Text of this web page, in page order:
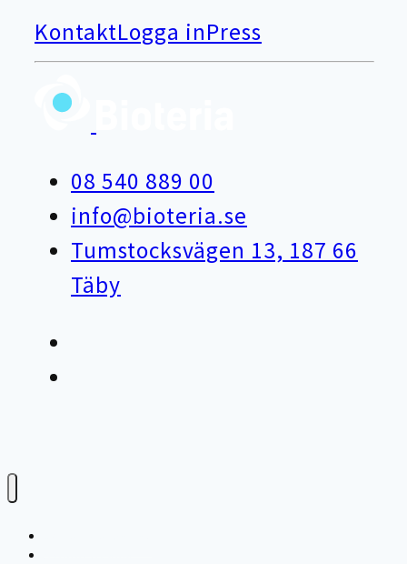
KontaktLogga inPress
08 540 889 00
info@bioteria.se
Tumstocksvägen 13, 187 66
Täby